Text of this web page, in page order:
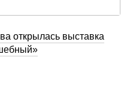
открылась выставка